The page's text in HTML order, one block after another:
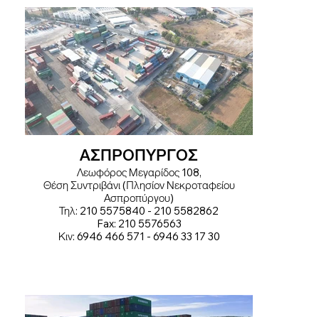
ΑΣΠΡΟΠΥΡΓΟΣ
Λεωφόρος Μεγαρίδος 108,
Θέση Συντριβάνι (Πλησίον Νεκροταφείου
Ασπροπύργου)
Τηλ: 210 5575840 - 210 5582862
Fax: 210 5576563
Κιν: 6946 466 571 - 6946 33 17 30